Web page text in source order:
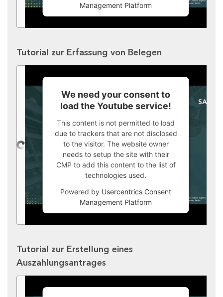
Management Platform
Tutorial zur Erfassung von Belegen
We need your consent to
load the Youtube service!
This content is not permitted to load
due to trackers that are not disclosed
to the visitor. The website owner
needs to setup the site with their
CMP to add this content to the list of
technologies used.
Powered by Usercentrics Consent
Management Platform
Tutorial zur Erstellung eines
Auszahlungsantrages